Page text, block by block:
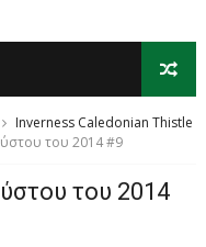
Inverness Caledonian Thistle
του 2014 #9
του 2014